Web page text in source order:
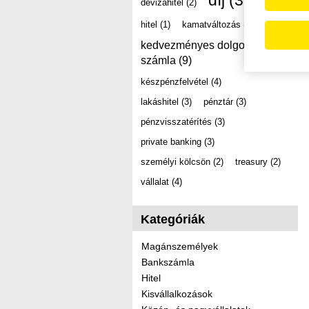
devizahitel (2)
hitel (1) kamatváltozás (2)
kedvezményes dolgozói
számla (9)
készpénzfelvétel (4)
lakáshitel (3) pénztár (3)
pénzvisszatérítés (3)
private banking (3)
személyi kölcsön (2) treasury (2)
vállalat (4)
Kategóriák
Magánszemélyek
Bankszámla
Hitel
Kisvállalkozások